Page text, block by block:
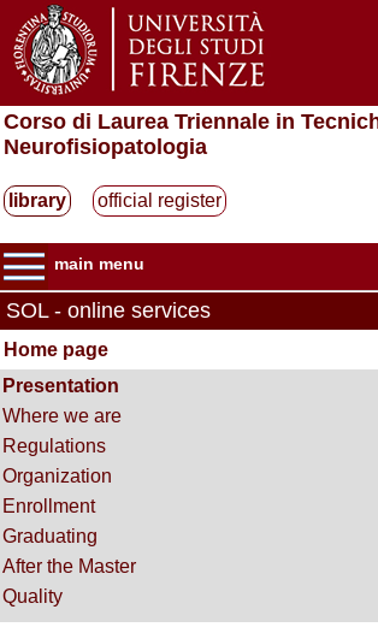
Corso di Laurea Triennale in
Neurofisiopatologia
library official register
main menu
SOL - online services
Home page
Presentation
Where we are
Regulations
Organization
Enrollment
Graduating
After the Master
Quality